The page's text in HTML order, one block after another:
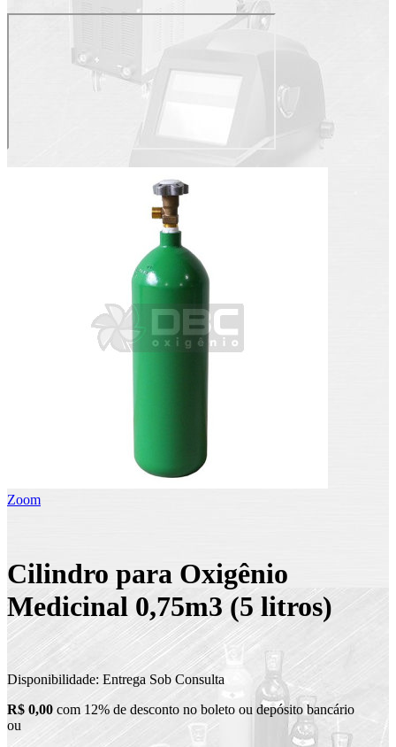
Zoom
Cilindro para Oxigênio
Medicinal 0,75m3 (5 litros)
Disponibilidade: Entrega Sob Consulta
R$ 0,00 com 12% de desconto no boleto ou depósito bancário
ou